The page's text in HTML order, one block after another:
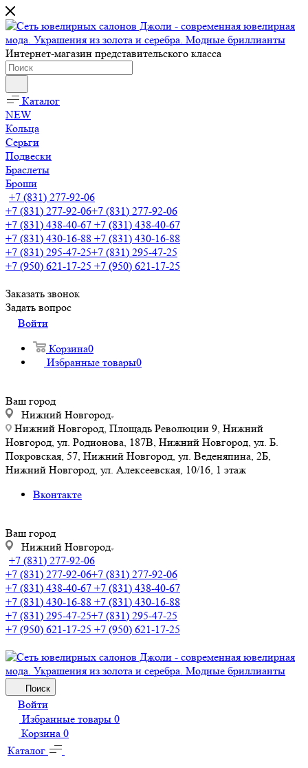
Интернет-магазин представительского класса
Каталог
NEW
Кольца
Серьги
Подвески
Браслеты
Броши
+7 (831) 277-92-06
+7 (831) 277-92-06+7 (831) 277-92-06
+7 (831) 438-40-67 +7 (831) 438-40-67
+7 (831) 430-16-88 +7 (831) 430-16-88
+7 (831) 295-47-25+7 (831) 295-47-25
+7 (950) 621-17-25 +7 (950) 621-17-25
Заказать звонок
Задать вопрос
Войти
Корзина0
Избранные товары0
Ваш город
Нижний Новгород
Нижний Новгород, Площадь Революции 9, Нижний
Новгород, ул. Родионова, 187В, Нижний Новгород, ул. Б.
Покровская, 57, Нижний Новгород, ул. Веденяпина, 2Б,
Нижний Новгород, ул. Алексеевская, 10/16, 1 этаж
Вконтакте
Ваш город
Нижний Новгород
+7 (831) 277-92-06
+7 (831) 277-92-06+7 (831) 277-92-06
+7 (831) 438-40-67 +7 (831) 438-40-67
+7 (831) 430-16-88 +7 (831) 430-16-88
+7 (831) 295-47-25+7 (831) 295-47-25
+7 (950) 621-17-25 +7 (950) 621-17-25
Поиск
Войти
Избранные товары 0
Корзина 0
Каталог